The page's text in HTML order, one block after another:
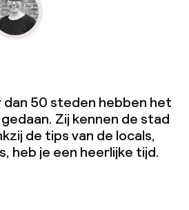
dan 50 steden hebben het
Zij kennen de stad
de tips van de locals,
heb je een heerlijke tijd.